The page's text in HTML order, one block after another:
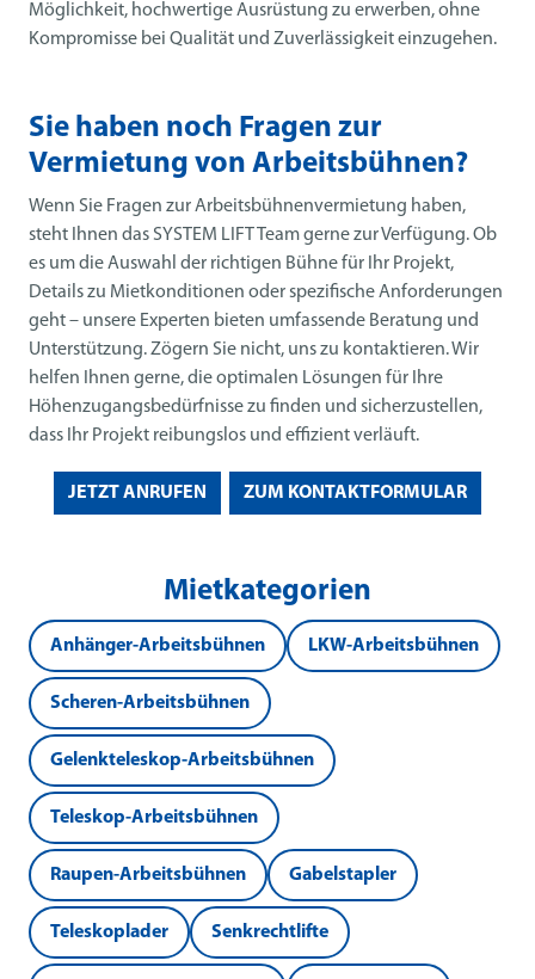
Möglichkeit, hochwertige Ausrüstung zu erwerben, ohne
Kompromisse bei Qualität und Zuverlässigkeit einzugehen.
Sie haben noch Fragen zur
Vermietung von Arbeitsbühnen?
Wenn Sie Fragen zur Arbeitsbühnenvermietung haben,
steht Ihnen das SYSTEM LIFT Team gerne zur Verfügung. Ob
es um die Auswahl der richtigen Bühne für Ihr Projekt,
Details zu Mietkonditionen oder spezifische Anforderungen
geht – unsere Experten bieten umfassende Beratung und
Unterstützung. Zögern Sie nicht, uns zu kontaktieren. Wir
helfen Ihnen gerne, die optimalen Lösungen für Ihre
Höhenzugangsbedürfnisse zu finden und sicherzustellen,
dass Ihr Projekt reibungslos und effizient verläuft.
JETZT ANRUFEN ZUM KONTAKTFORMULAR
Mietkategorien
Anhänger-Arbeitsbühnen LKW-Arbeitsbühnen
Scheren-Arbeitsbühnen
Gelenkteleskop-Arbeitsbühnen
Teleskop-Arbeitsbühnen
Raupen-Arbeitsbühnen Gabelstapler
Teleskoplader Senkrechtlifte